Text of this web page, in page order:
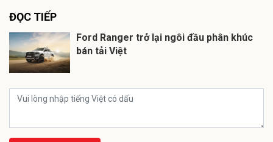
ĐỌC TIẾP
Ford Ranger trở lại ngôi đầu phân khúc
bán tải Việt